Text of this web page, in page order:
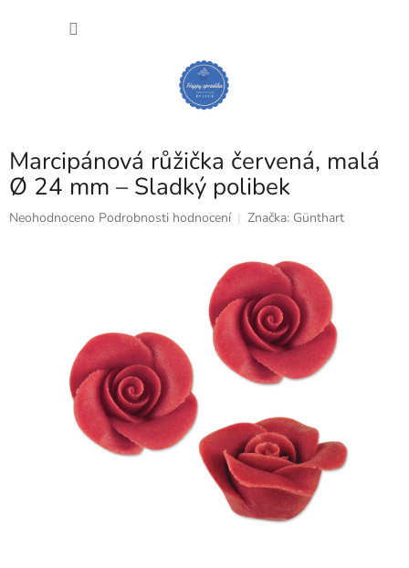
Marcipánová růžička červená, malá
Ø 24 mm – Sladký polibek
Průměrné
Neohodnoceno Podrobnosti hodnocení Značka: Günthart